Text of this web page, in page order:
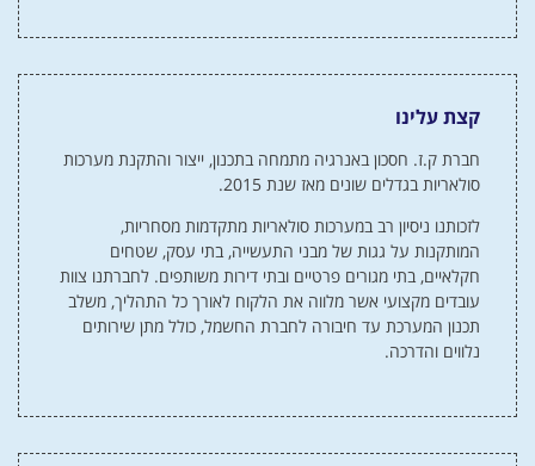
קצת עלינו
חברת ק.ז. חסכון באנרגיה מתמחה בתכנון, ייצור והתקנת מערכות
סולאריות בגדלים שונים מאז שנת 2015.
לזכותנו ניסיון רב במערכות סולאריות מתקדמות מסחריות,
המותקנות על גגות של מבני התעשייה, בתי עסק, שטחים
חקלאיים, בתי מגורים פרטיים ובתי דירות משותפים. לחברתנו צוות
עובדים מקצועי אשר מלווה את הלקוח לאורך כל התהליך, משלב
תכנון המערכת עד חיבורה לחברת החשמל, כולל מתן שירותים
נלווים והדרכה.